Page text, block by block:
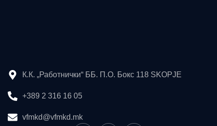
К.К. „Работнички“ ББ. П.О. Бокс 118 SKOPJE
+389 2 316 16 05
vfmkd@vfmkd.mk